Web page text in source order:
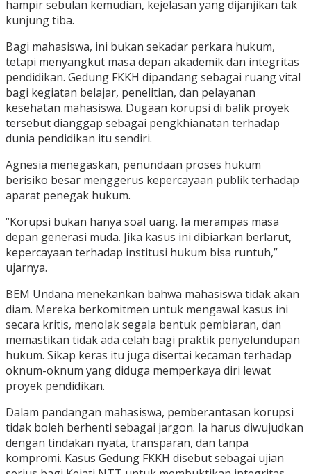
hampir sebulan kemudian, kejelasan yang dijanjikan tak
kunjung tiba.
Bagi mahasiswa, ini bukan sekadar perkara hukum,
tetapi menyangkut masa depan akademik dan integritas
pendidikan. Gedung FKKH dipandang sebagai ruang vital
bagi kegiatan belajar, penelitian, dan pelayanan
kesehatan mahasiswa. Dugaan korupsi di balik proyek
tersebut dianggap sebagai pengkhianatan terhadap
dunia pendidikan itu sendiri.
Agnesia menegaskan, penundaan proses hukum
berisiko besar menggerus kepercayaan publik terhadap
aparat penegak hukum.
“Korupsi bukan hanya soal uang. Ia merampas masa
depan generasi muda. Jika kasus ini dibiarkan berlarut,
kepercayaan terhadap institusi hukum bisa runtuh,”
ujarnya.
BEM Undana menekankan bahwa mahasiswa tidak akan
diam. Mereka berkomitmen untuk mengawal kasus ini
secara kritis, menolak segala bentuk pembiaran, dan
memastikan tidak ada celah bagi praktik penyelundupan
hukum. Sikap keras itu juga disertai kecaman terhadap
oknum-oknum yang diduga memperkaya diri lewat
proyek pendidikan.
Dalam pandangan mahasiswa, pemberantasan korupsi
tidak boleh berhenti sebagai jargon. Ia harus diwujudkan
dengan tindakan nyata, transparan, dan tanpa
kompromi. Kasus Gedung FKKH disebut sebagai ujian